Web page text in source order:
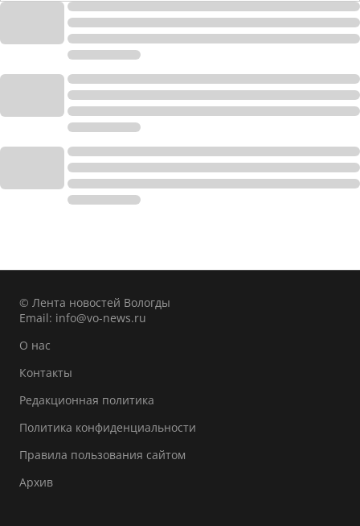
© Лента новостей Вологды
Email: info@vo-news.ru
О нас
Контакты
Редакционная политика
Политика конфиденциальности
Правила пользования сайтом
Архив